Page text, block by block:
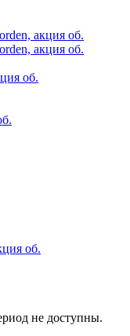
акция об.
акция об.
об.
об.
не доступны.